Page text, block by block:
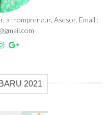
a mompreneur, Asesor. Email :
2021